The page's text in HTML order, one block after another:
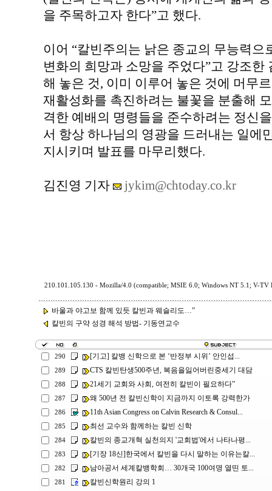
을 주목하고자 한다”고 했다.
이어 “칼빈주의는 낡은 종교의 무능력
변화의 희망과 소망을 주었다”고 강조한
해 놓은 것, 이미 이루어 놓은 것에 머무
재활성화를 촉진하려는 불꽃을 분출해
격한 예배의 명령들을 준수하려는 정신
서 항상 하나님의 영광을 드러내는 일에
지시키며 발표를 마무리했다.
김진영 기자 jykim@chtoday.co.kr
210.101.105.130 - Mozilla/4.0 (compatible; MSIE 6.0; Windows NT 5.1; V-
바울과 야고보 함께 있듯 칼빈과 웨슬리도…”
칼빈의 구약 성경 해석 방법- 기동연교수
290 [기고] 칼뱅 신학으로 본 ‘반정부 시위’ 안인섭...
289 CTS 칼빈탄생500주년, 복음을잃어버린중세기 대담
288 21세기 교회와 사회, 여전히 칼빈이 필요하다”
287 왜 500년 전 칼빈신학이 지금까지 이토록 강력한가
286 11th Asian Congress on Calvin Research & Consul...
285 최선 교수와 함께하는 칼빈 신학
284 칼빈의 종교개혁 실천의지 '교회법'에서 나타나평...
283 [기장 18신]한국에서 칼빈을 다시 말하는 이유는칼...
282 남아공서 세계칼뱅학회… 30개국 100여명 열띤 토...
281 칼빈신학원리 강의 1